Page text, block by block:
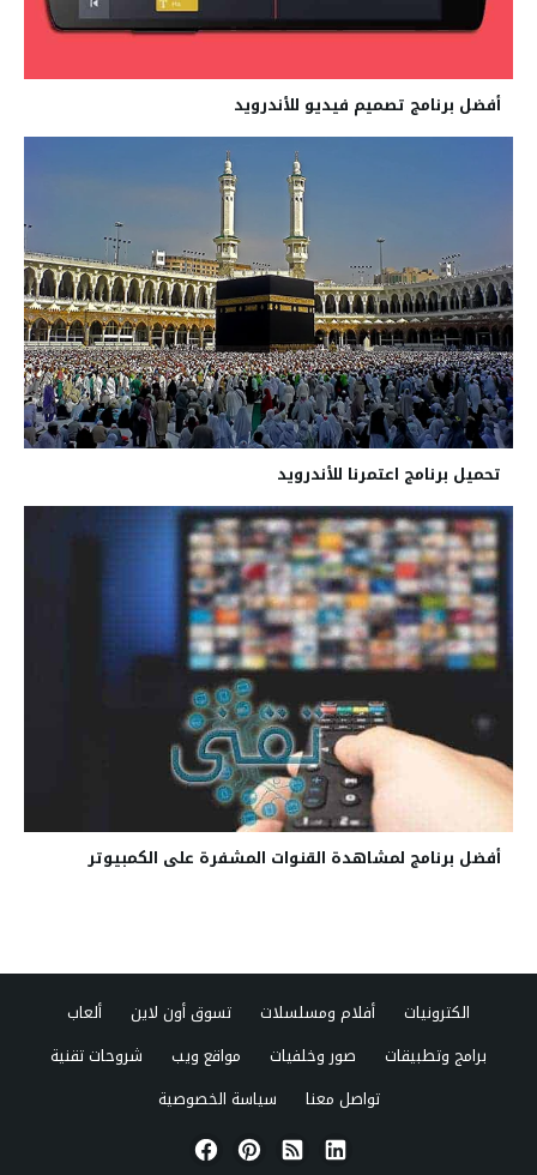
أفضل برنامج تصميم فيديو للأندرويد
تحميل برنامج اعتمرنا للأندرويد
أفضل برنامج لمشاهدة القنوات المشفرة على الكمبيوتر
الكترونيات أفلام ومسلسلات تسوق أون لاين
ألعاب
برامج وتطبيقات
صور وخلفيات مواقع ويب
شروحات تقنية
تواصل معنا
سياسة الخصوصية